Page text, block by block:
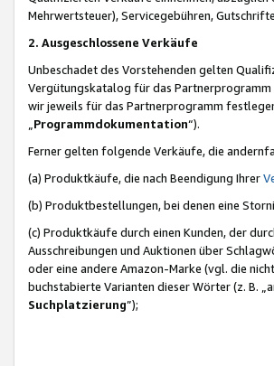
Mehrwertsteuer), Servicegebühren,
2. Ausgeschlossene Verkäufe
Unbeschadet des Vorstehenden gelten
Vergütungskatalog für das Partnerprogramm
wir jeweils für das Partnerprogramm
Programmdokumentation“).
Ferner gelten folgende Verkäufe, die
(a) Produktkäufe, die nach Beendigung Ihrer
(b) Produktbestellungen, bei denen eine
(c) Produktkäufe durch einen Kunden, der
Ausschreibungen und Auktionen über
oder eine andere Amazon-Marke (vgl. die
buchstabierte Varianten dieser Wörter (z. B.
Suchplatzierung”);